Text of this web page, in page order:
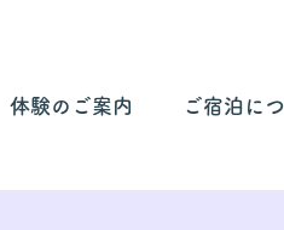
体験のご案内 ご宿泊に